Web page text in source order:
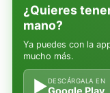
¿Quieres
mano?
Ya puedes con la
mucho más.
▶DESCÁRGALA EN